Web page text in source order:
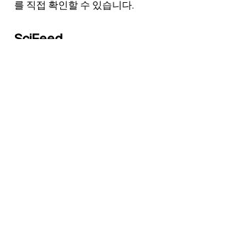
를 직접 확인할 수 있습니다.
SciFeed